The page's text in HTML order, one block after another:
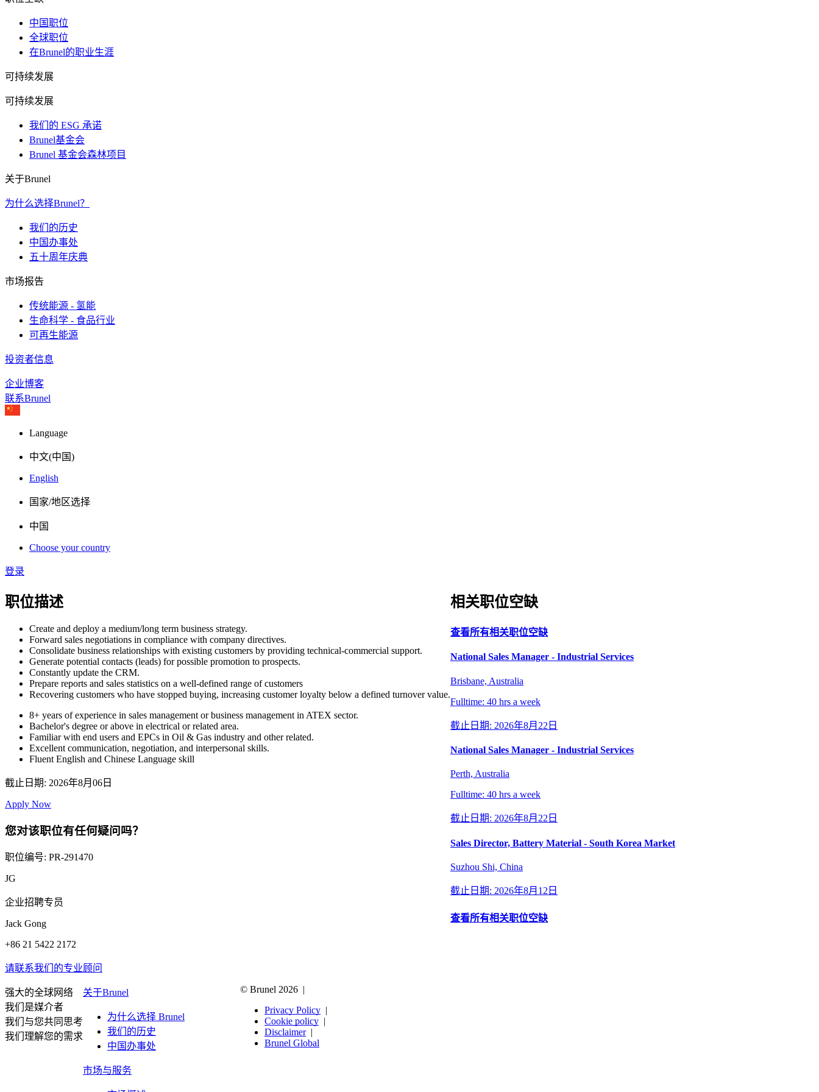
中国职位
全球职位
在Brunel的职业生涯
可持续发展
可持续发展
我们的 ESG 承诺
Brunel基金会
Brunel 基金会森林项目
关于Brunel
为什么选择Brunel？
我们的历史
中国办事处
五十周年庆典
市场报告
传统能源 - 氢能
生命科学 - 食品行业
可再生能源
投资者信息
企业博客
联系Brunel
Language
中文(中国)
English
国家/地区选择
中国
Choose your country
登录
职位描述
Create and deploy a medium/long term business strategy.
Forward sales negotiations in compliance with company directives.
Consolidate business relationships with existing customers by providing technical-commercial support.
Generate potential contacts (leads) for possible promotion to prospects.
Constantly update the CRM.
Prepare reports and sales statistics on a well-defined range of customers
Recovering customers who have stopped buying, increasing customer loyalty below a defined turnover value.
8+ years of experience in sales management or business management in ATEX sector.
Bachelor's degree or above in electrical or related area.
Familiar with end users and EPCs in Oil & Gas industry and other related.
Excellent communication, negotiation, and interpersonal skills.
Fluent English and Chinese Language skill
截止日期: 2026年8月06日
Apply Now
您对该职位有任何疑问吗？
职位编号: PR-291470
JG
企业招聘专员
Jack Gong
+86 21 5422 2172
请联系我们的专业顾问
相关职位空缺
查看所有相关职位空缺
National Sales Manager - Industrial Services
Brisbane, Australia
Fulltime: 40 hrs a week
截止日期: 2026年8月22日
National Sales Manager - Industrial Services
Perth, Australia
Fulltime: 40 hrs a week
截止日期: 2026年8月22日
Sales Director, Battery Material - South Korea Market
Suzhou Shi, China
截止日期: 2026年8月12日
查看所有相关职位空缺
强大的全球网络
我们是媒介者
我们与您共同思考
我们理解您的需求
关于Brunel
为什么选择 Brunel
我们的历史
中国办事处
市场与服务
© Brunel 2026
Privacy Policy
Cookie policy
Disclaimer
Brunel Global